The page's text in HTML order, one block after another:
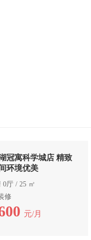
冠寓科学城店 精致
环境优美
0厅 / 25 ㎡
修
元/月